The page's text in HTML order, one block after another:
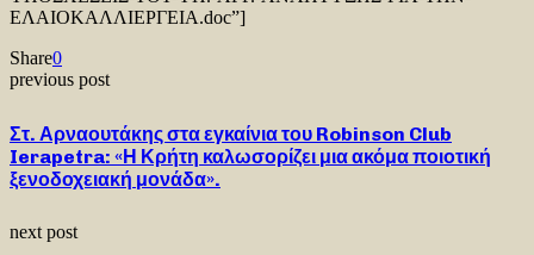
ΕΛΑΙΟΚΑΛΛΙΕΡΓΕΙΑ.doc”]
Share0
previous post
Στ. Αρναουτάκης στα εγκαίνια του Robinson Club
Ierapetra: «Η Κρήτη καλωσορίζει μια ακόμα ποιοτική
ξενοδοχειακή μονάδα».
next post